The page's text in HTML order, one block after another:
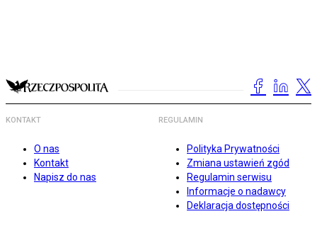
KONTAKT
O nas
Kontakt
Napisz do nas
REGULAMIN
Polityka Prywatności
Zmiana ustawień zgód
Regulamin serwisu
Informacje o nadawcy
Deklaracja dostępności